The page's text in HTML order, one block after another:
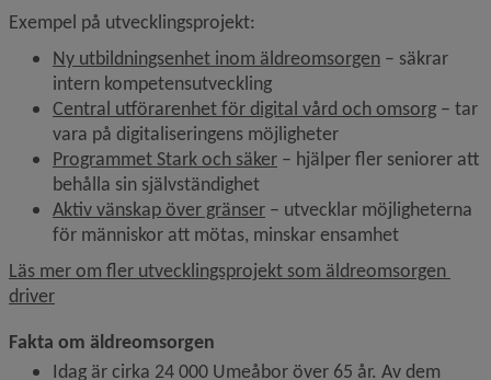
Exempel på utvecklingsprojekt:
Ny utbildningsenhet inom äldreomsorgen – säkrar
intern kompetensutveckling
Central utförarenhet för digital vård och omsorg – tar
vara på digitaliseringens möjligheter
Programmet Stark och säker – hjälper fler seniorer att
behålla sin självständighet
Aktiv vänskap över gränser – utvecklar möjligheterna
för människor att mötas, minskar ensamhet
Läs mer om fler utvecklingsprojekt som äldreomsorgen
driver
Fakta om äldreomsorgen
Idag är cirka 24 000 Umeåbor över 65 år. Av dem